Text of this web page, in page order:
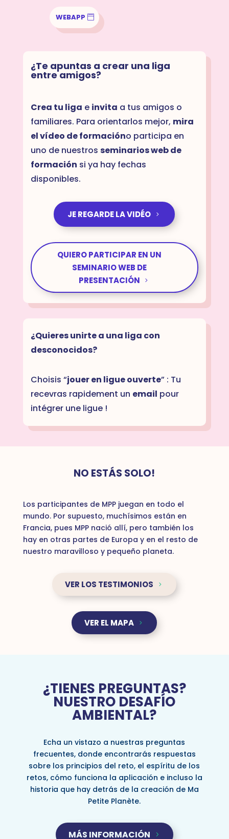
WEBAPP
¿Te apuntas a crear una liga
entre amigos?
Crea tu liga e invita a tus amigos o
familiares. Para orientarlos mejor, mira
el vídeo de formacióno participa en
uno de nuestros seminarios web de
formación si ya hay fechas
disponibles.
JE REGARDE LA VIDÉO
QUIERO PARTICIPAR EN UN
SEMINARIO WEB DE
PRESENTACIÓN
¿Quieres unirte a una liga con
desconocidos?
Choisis “jouer en ligue ouverte” : Tu
recevras rapidement un email pour
intégrer une ligue !
NO ESTÁS SOLO!
Los participantes de MPP juegan en todo el
mundo. Por supuesto, muchísimos están en
Francia, pues MPP nació allí, pero también los
hay en otras partes de Europa y en el resto de
nuestro maravilloso y pequeño planeta.
VER LOS TESTIMONIOS
VER EL MAPA
¿TIENES PREGUNTAS?
NUESTRO DESAFÍO
AMBIENTAL?
Echa un vistazo a nuestras preguntas
frecuentes, donde encontrarás respuestas
sobre los principios del reto, el espíritu de los
retos, cómo funciona la aplicación e incluso la
historia que hay detrás de la creación de Ma
Petite Planète.
MÁS INFORMACIÓN